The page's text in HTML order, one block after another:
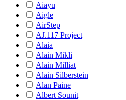
Aiayu
Aigle
AirStep
AJ.117 Project
Alaia
Alain Mikli
Alain Milliat
Alain Silberstein
Alan Paine
Albert Sounit